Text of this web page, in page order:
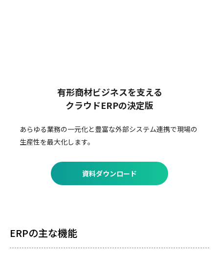
有形商材ビジネスを支える
クラウドERPの決定版
あらゆる業務の一元化と豊富な外部システム連携で現場の
生産性を最大化します。
資料ダウンロード
ERPの主な機能